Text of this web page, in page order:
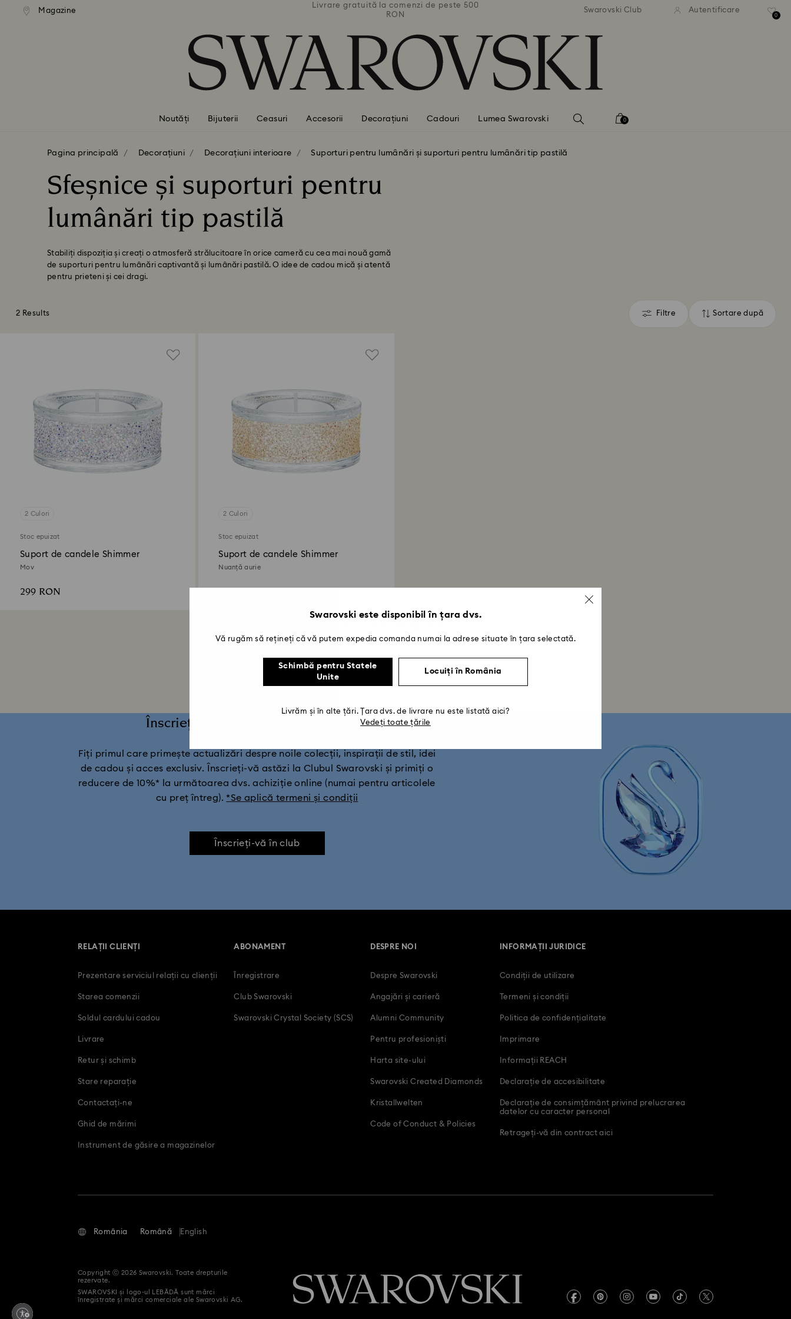
Accesskeys list
Magazine
la comenzi de peste 500
RON
Livrare gratuită la comenzi de peste 500
RON
Livrare gratuită la comenzi de peste 500
Livrare gratuită la comenzi
Swarovski Club Autentificare
0
Noutăți Bijuterii Ceasuri Accesorii Decorațiuni Cadouri Lumea Swarovski 0
Pagina principală Decorațiuni Decorațiuni interioare Suporturi pentru lumânări și suporturi pentru lumânări tip pastilă
Sfeșnice și suporturi pentru
lumânări tip pastilă
Stabiliți dispoziția și creați o atmosferă strălucitoare în orice cameră cu cea mai nouă gamă
de suporturi pentru lumânări captivantă și lumânări pastilă. O idee de cadou mică și atentă
pentru prieteni și cei dragi.
2 Results Filtre
Filtre Sortare după
Sortare
2 Culori
Stoc epuizat
Suport de candele Shimmer
Mov
299 RON
2 Culori
Stoc epuizat
Suport de candele Shimmer
Nuanță aurie
299 RON
Înscrieți-vă și primiți 10% reducere*
Fiți primul care primește actualizări despre noile colecții, inspirații de stil, idei
de cadou și acces exclusiv. Înscrieți-vă astăzi la Clubul Swarovski și primiți o
reducere de 10%* la următoarea dvs. achiziție online (numai pentru articolele
cu preț întreg). *Se aplică termeni și condiții
Înscrieți-vă în club
RELAȚII CLIENȚI
Prezentare serviciul relații cu clienții
Starea comenzii
Soldul cardului cadou
Livrare
Retur și schimb
Stare reparație
Contactați-ne
Ghid de mărimi
Instrument de găsire a magazinelor
ABONAMENT
Înregistrare
Club Swarovski
Swarovski Crystal Society (SCS)
DESPRE NOI
Despre Swarovski
Angajări și carieră
Alumni Community
Pentru profesioniști
Harta site-ului
Swarovski Created Diamonds
Kristallwelten
Code of Conduct & Policies
INFORMAȚII JURIDICE
Condiții de utilizare
Termeni și condiții
Politica de confidențialitate
Imprimare
Informații REACH
Declarație de accesibilitate
Declarație de consimțământ privind prelucrarea
datelor cu caracter personal
Retrageți-vă din contract aici
România Română English
Copyright ⓒ 2026 Swarovski. Toate drepturile
rezervate.
SWAROVSKI și logo-ul LEBĂDĂ sunt mărci
înregistrate și mărci comerciale ale Swarovski AG.
Swarovski este disponibil în țara dvs.
Vă rugăm să rețineți că vă putem expedia comanda numai la adrese situate în țara selectată.
Schimbă pentru Statele
Unite
Locuiți în România
Livrăm și în alte țări. Țara dvs. de livrare nu este listată aici?
Vedeți toate țările